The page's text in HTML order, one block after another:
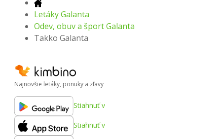
Letáky Galanta
Odev, obuv a šport Galanta
Takko Galanta
Najnovšie letáky, ponuky a zľavy
Stiahnuť v
Stiahnuť v